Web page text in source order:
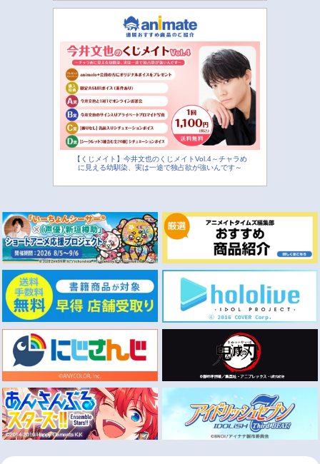
【くじメイト】今井文也のくじメイトVol.4～チャラめ
に見える幼馴染、実は一途で独占欲が強いんです～